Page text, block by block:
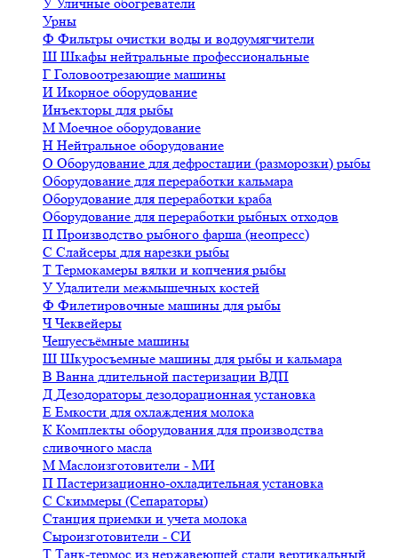
Урны
Ф Фильтры очистки воды и водоумягчители
Ш Шкафы нейтральные профессиональные
Г Головоотрезающие машины
И Икорное оборудование
Инъекторы для рыбы
М Моечное оборудование
Н Нейтральное оборудование
О Оборудование для дефростации (разморозки) рыбы
Оборудование для переработки кальмара
Оборудование для переработки краба
Оборудование для переработки рыбных отходов
П Производство рыбного фарша (неопресс)
С Слайсеры для нарезки рыбы
Т Термокамеры вялки и копчения рыбы
У Удалители межмышечных костей
Ф Филетировочные машины для рыбы
ЧЧеквейеры
Чешуесъёмные машины
Ш Шкуросъемные машины для рыбы и кальмара
В Ванна длительной пастеризации ВДП
Д Дезодораторы дезодорационная установка
Е Емкости для охлаждения молока
К Комплекты оборудования для производства
сливочного масла
М Маслоизготовители - МИ
П Пастеризационно-охладительная установка
С Скиммеры (Сепараторы)
Станция приемки и учета молока
Сыроизготовители - СИ
Т Танк-термос из нержавеющей стали вертикальный